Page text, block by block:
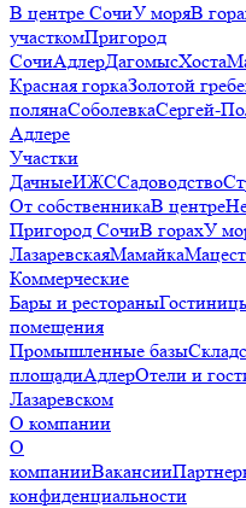
В центре СочиУ моряВ
участкомПригород
СочиАдлерДагомысХоста
Красная горкаЗолотой
полянаСоболевкаСергей-
Адлере
Участки
ДачныеИЖССадоводство
От собственникаВ центре
Пригород СочиВ горахУ
ЛазаревскаяМамайка
Коммерческие
Бары и рестораны
помещения
Промышленные базы
площадиАдлерОтели и
Лазаревском
О компании
О
компанииВакансии
конфиденциальности